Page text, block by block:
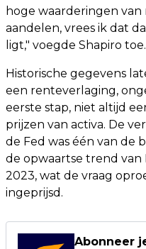
hoge waarderingen van
aandelen, vrees ik dat
ligt," voegde Shapiro toe.
Historische gegevens
een renteverlaging,
eerste stap, niet altijd
prijzen van activa. De
de Fed was één van de
de opwaartse trend van
2023, wat de vraag
ingeprijsd.
Abonneer